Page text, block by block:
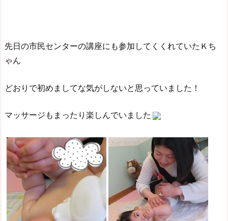
先日の市民センターの講座にも参加してくくれていたＫち
ゃん
どおりで初めましてな気がしないと思っていました！
マッサージもまったり楽しんでいました